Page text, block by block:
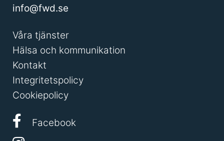
info@fwd.se
Våra tjänster
Hälsa och kommunikation
Kontakt
Integritetspolicy
Cookiepolicy
Facebook